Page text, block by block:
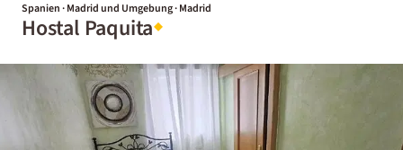
Spanien · Madrid und Umgebung · Madrid
Hostal Paquita